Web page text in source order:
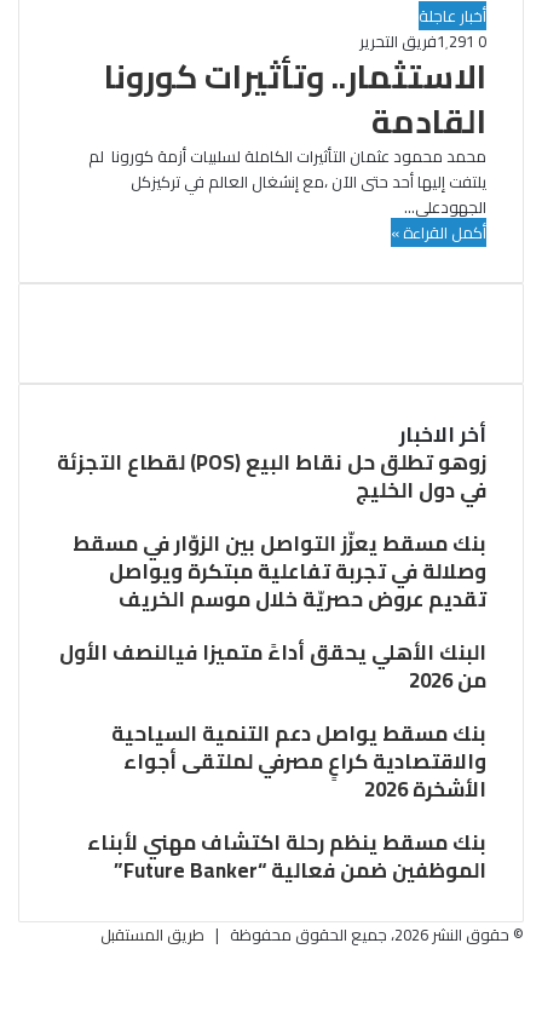
أخبار عاجلة
فريق التحرير
0
الاستثمار.. وتأثيرات كورونا
القادمة
محمد محمود عثمان التأثيرات الكاملة لسلبيات أزمة كورونا لم
يلتفت إليها أحد حتى الآن ،مع إنشغال العالم في تركيزكل
الجهودعلى…
أكمل القراءة »
أخر الاخبار
زوهو تطلق حل نقاط البيع (POS) لقطاع التجزئة
في دول الخليج
بنك مسقط يعزّز التواصل بين الزوّار في مسقط
وصلالة في تجربة تفاعلية مبتكرة ويواصل
تقديم عروض حصريّة خلال موسم الخريف
البنك الأهلي يحقق أداءً متميزا فيالنصف الأول
من 2026
بنك مسقط يواصل دعم التنمية السياحية
والاقتصادية كراعٍ مصرفي لملتقى أجواء
الأشخرة 2026
بنك مسقط ينظم رحلة اكتشاف مهني لأبناء
الموظفين ضمن فعالية “Future Banker”
© حقوق النشر 2026، جميع الحقوق محفوظة |
طريق المستقبل